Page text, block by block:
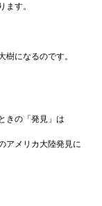
す。
になるのです。
きの「発見」は
アメリカ大陸発見に